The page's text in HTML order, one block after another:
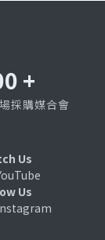
+
採購媒合會
Us
Us